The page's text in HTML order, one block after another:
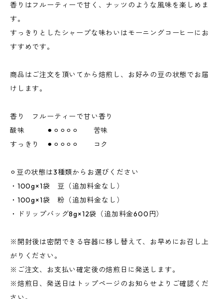
香りはフルーティーで甘く、ナッツのような風味を楽しめま
す。
すっきりとしたシャープな味わいはモーニングコーヒーにお
すすめです。
商品はご注文を頂いてから焙煎し、お好みの豆の状態でお届
けします。
香り フルーティーで甘い香り
酸味 ⚫︎⚪︎⚪︎⚪︎⚪︎ 苦味
すっきり ⚫︎⚪︎⚪︎⚪︎⚪︎ コク
⚪︎豆の状態は3種類からお選びください
・100g×1袋 豆（追加料金なし）
・100g×1袋 粉（追加料金なし）
・ドリップバッグ8g×12袋（追加料金600円）
※開封後は密閉できる容器に移し替えて、お早めにお召し上
がりください。
※ご注文、お支払い確定後の焙煎日に発送します。
※焙煎日、発送日はトップページのお知らせよりご確認くだ